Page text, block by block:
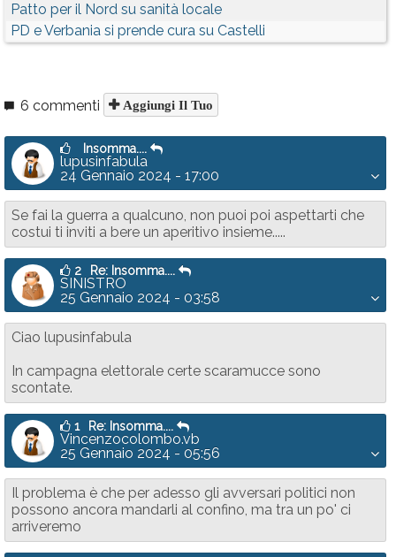
Patto per il Nord su sanità locale
PD e Verbania si prende cura su Castelli
6 commenti Aggiungi Il Tuo
Insomma....
lupusinfabula
24 Gennaio 2024 - 17:00
Se fai la guerra a qualcuno, non puoi poi aspettarti che
costui ti inviti a bere un aperitivo insieme.....
2 Re: Insomma....
SINISTRO
25 Gennaio 2024 - 03:58
Ciao lupusinfabula
In campagna elettorale certe scaramucce sono
scontate.
1 Re: Insomma....
Vincenzocolombo.vb
25 Gennaio 2024 - 05:56
Il problema è che per adesso gli avversari politici non
possono ancora mandarli al confino, ma tra un po' ci
arriveremo